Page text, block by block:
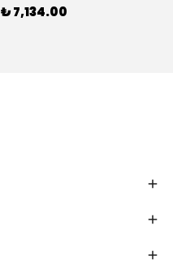
₺ 7,134.00